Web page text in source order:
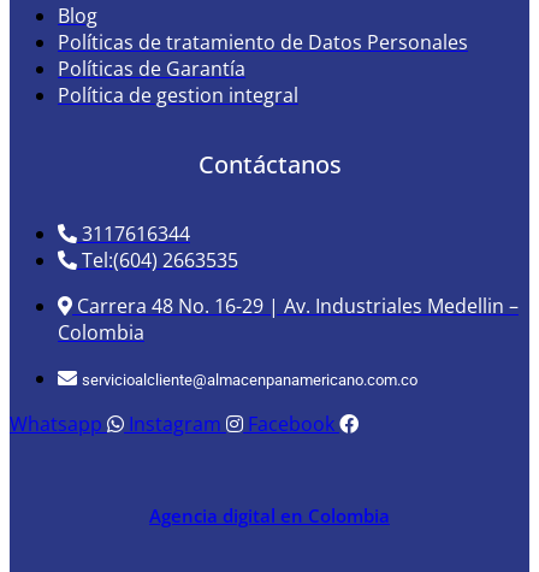
Blog
Políticas de tratamiento de Datos Personales
Políticas de Garantía
Política de gestion integral
Contáctanos
3117616344
Tel:(604) 2663535
Carrera 48 No. 16-29 | Av. Industriales Medellin –
Colombia
servicioalcliente@almacenpanamericano.com.co
Whatsapp Instagram Facebook
Agencia digital en Colombia